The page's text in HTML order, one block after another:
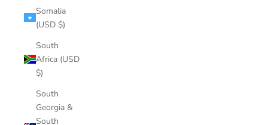
Somalia
(USD $)
South
Africa (USD
$)
South
Georgia &
South